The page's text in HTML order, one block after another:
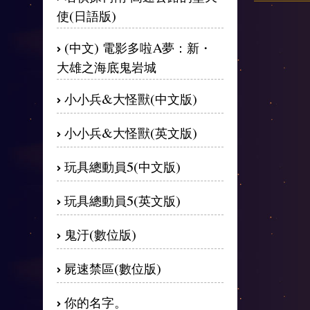
使(日語版)
(中文) 電影多啦A夢：新・
大雄之海底鬼岩城
小小兵&大怪獸(中文版)
小小兵&大怪獸(英文版)
玩具總動員5(中文版)
玩具總動員5(英文版)
鬼汙(數位版)
屍速禁區(數位版)
你的名字。